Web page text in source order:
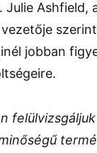
Ashfield,
jobban